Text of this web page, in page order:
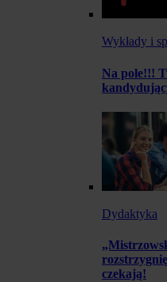
Wykłady i
Na pole!!!
Dydaktyka
czekają!